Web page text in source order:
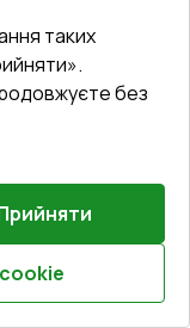
таких
без